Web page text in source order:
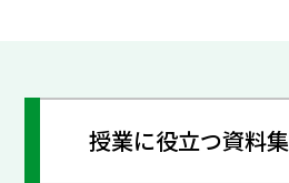
授業に役立つ資料集